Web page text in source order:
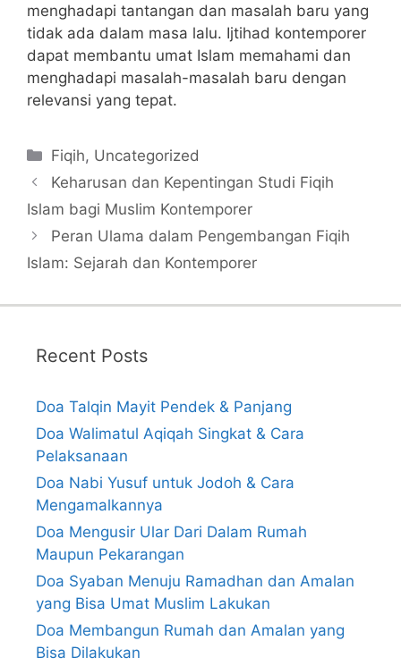
menghadapi tantangan dan masalah baru yang
tidak ada dalam masa lalu. Ijtihad kontemporer
dapat membantu umat Islam memahami dan
menghadapi masalah-masalah baru dengan
relevansi yang tepat.
Categories
Fiqih, Uncategorized
Keharusan dan Kepentingan Studi Fiqih
Islam bagi Muslim Kontemporer
Peran Ulama dalam Pengembangan Fiqih
Islam: Sejarah dan Kontemporer
Recent Posts
Doa Talqin Mayit Pendek & Panjang
Doa Walimatul Aqiqah Singkat & Cara
Pelaksanaan
Doa Nabi Yusuf untuk Jodoh & Cara
Mengamalkannya
Doa Mengusir Ular Dari Dalam Rumah
Maupun Pekarangan
Doa Syaban Menuju Ramadhan dan Amalan
yang Bisa Umat Muslim Lakukan
Doa Membangun Rumah dan Amalan yang
Bisa Dilakukan